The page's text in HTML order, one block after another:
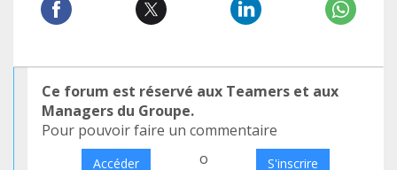
Ce forum est réservé aux Teamers et aux
Managers du Groupe.
Pour pouvoir faire un commentaire
Accéder o S'inscrire